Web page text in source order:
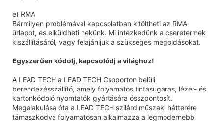
e) RMA
Bármilyen problémával kapcsolatban kitöltheti az RMA
űrlapot, és elküldheti nekünk. Mi intézkedünk a cseretermék
kiszállításáról, vagy felajánljuk a szükséges megoldásokat.
Egyszerűen kódolj, kapcsolódj a világhoz!
A LEAD TECH a LEAD TECH Csoporton belüli
berendezésszállító, amely folyamatos tintasugaras, lézer- és
kartonkódoló nyomtatók gyártására összpontosít.
Megalakulása óta a LEAD TECH szilárd műszaki hátterére
támaszkodva folyamatosan alkalmazza a legmodernebb